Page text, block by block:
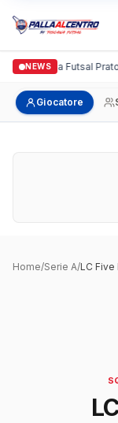
NEWS
Italgronda Futsal
Giocatore
Home/Serie A/LC Five